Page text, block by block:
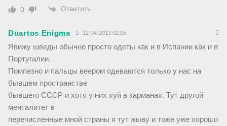
0 Ответить
Duartos Enigma 12-04-2013 02:05
Явижу шведы обычно просто одеты как и в Испании как и в
Португалии.
Помпезно и пальцы веером одеваются только у нас на
бывшем пространстве
бывшего СССР и хотя у них хуй в карманах. Тут другой
менталитет в
перечисленные мной страны я тут жыву и тоже уже хорошо